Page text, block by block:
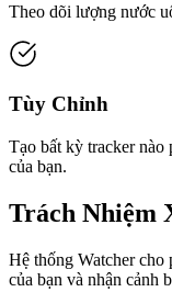
Theo dõi lượng nước
Tùy Chỉnh
Tạo bất kỳ tracker nào
của bạn.
Trách Nhiệm
Hệ thống Watcher cho
của bạn và nhận cảnh